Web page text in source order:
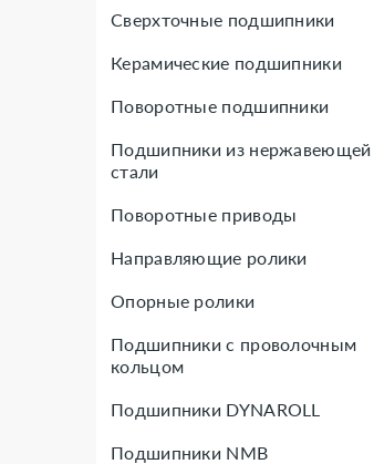
Сверхточные подшипники
Керамические подшипники
Поворотные подшипники
Подшипники из нержавеющей
стали
Поворотные приводы
Направляющие ролики
Опорные ролики
Подшипники с проволочным
кольцом
Подшипники DYNAROLL
Подшипники NMB